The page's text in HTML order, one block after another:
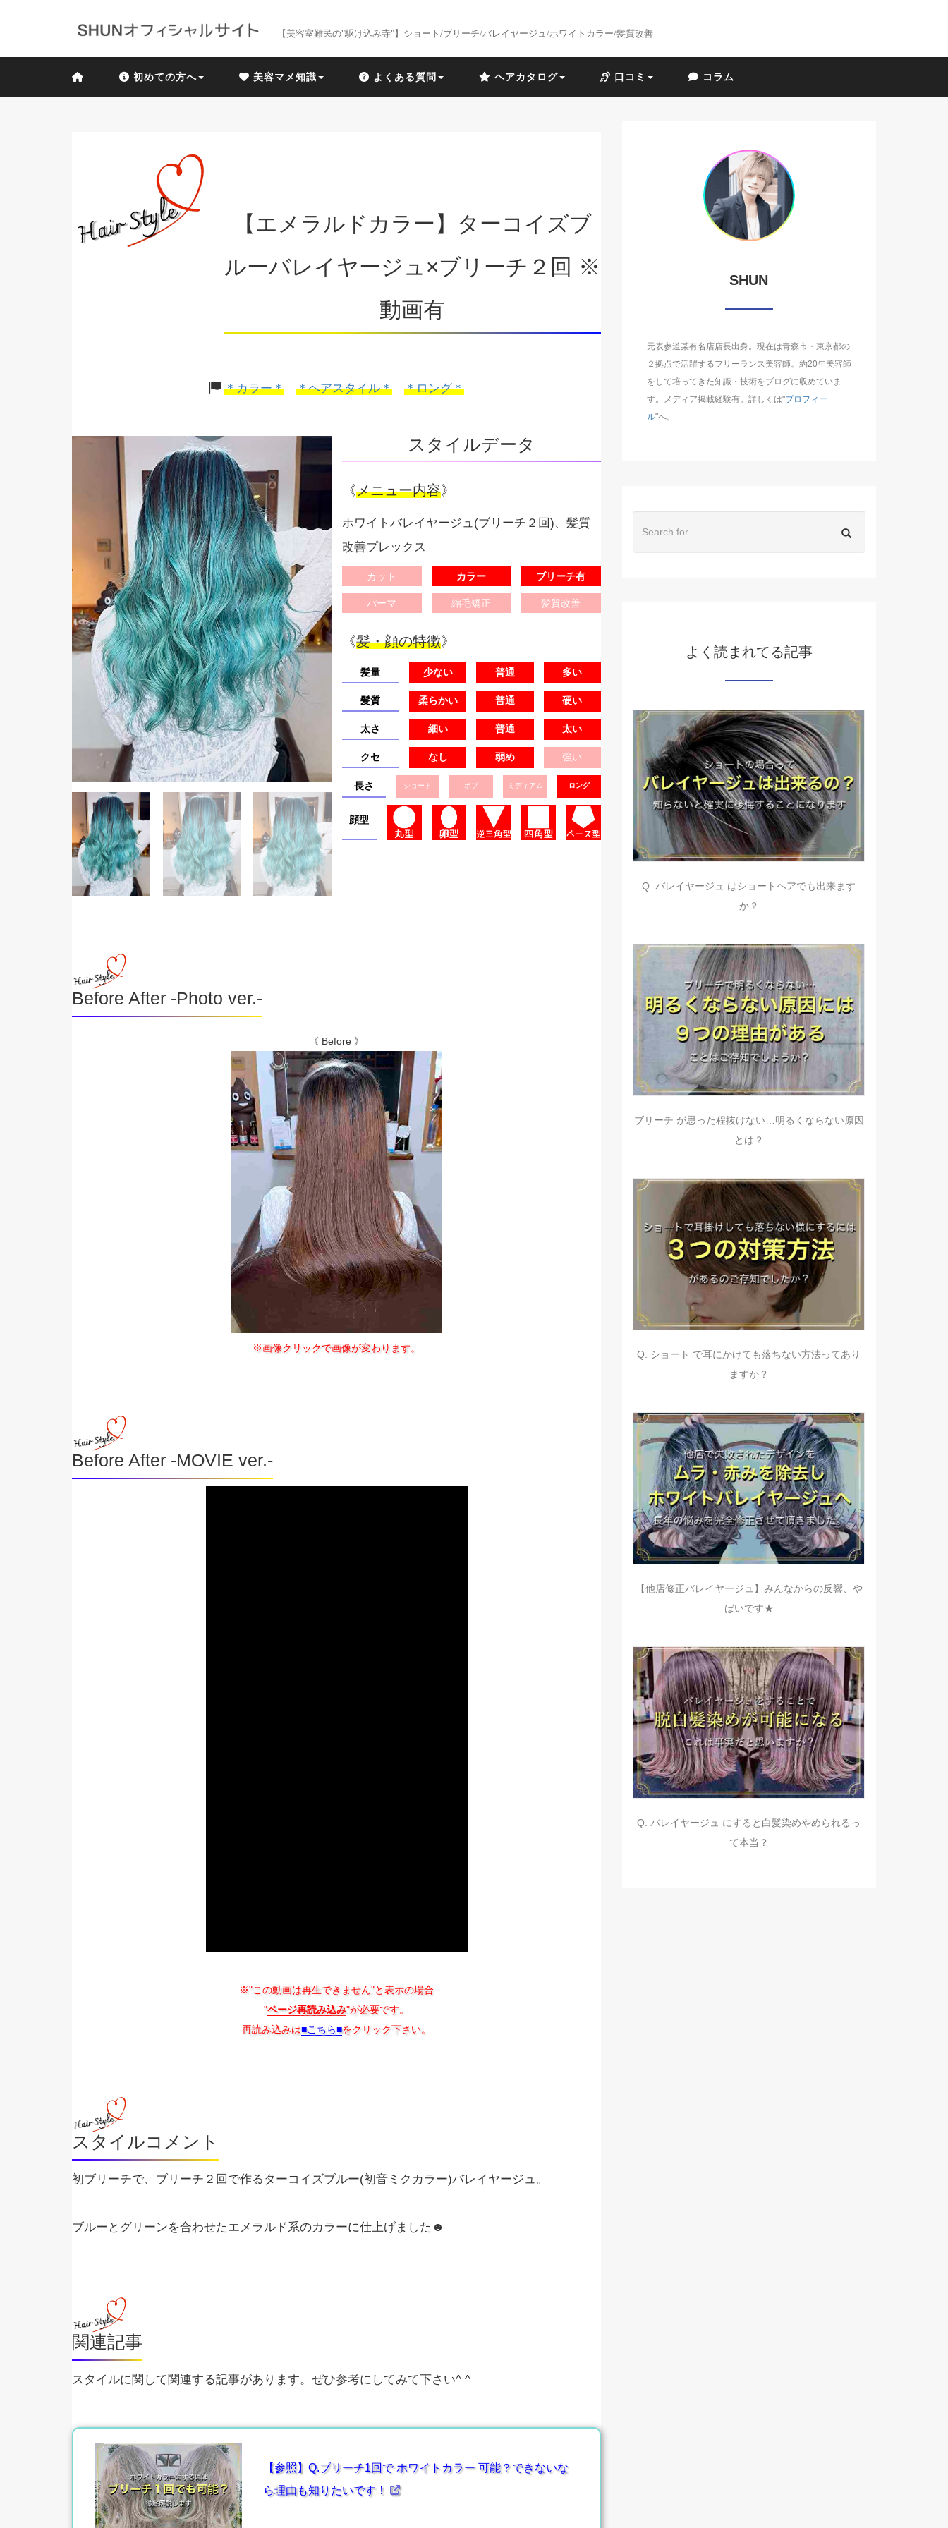
【美容室難民の"駆け込み寺"】ショート/ブリーチ/バレイヤージュ/ホワイトカラー/髪質改善
初めての方へ 美容マメ知識 よくある質問 ヘアカタログ 口コミ コラム
【エメラルドカラー】ターコイズブ
ルーバレイヤージュ×ブリーチ２回 ※
動画有
＊カラー＊ ＊ヘアスタイル＊ ＊ロング＊
スタイルデータ
《メニュー内容》
ホワイトバレイヤージュ(ブリーチ２回)、髪質
改善プレックス
カット カラー ブリーチ有
パーマ 縮毛矯正 髪質改善
《髪・顔の特徴》
髪量 少ない 普通 多い
髪質 柔らかい 普通 硬い
太さ 細い 普通 太い
クセ なし 弱め 強い
長さ ショート ボブ ミディアム ロング
顔型
Before After -Photo ver.-
《 Before 》
※画像クリックで画像が変わります。
Before After -MOVIE ver.-
※"この動画は再生できません"と表示の場合
"ページ再読み込み"が必要です。
再読み込みは■こちら■をクリック下さい。
スタイルコメント
初ブリーチで、ブリーチ２回で作るターコイズブルー(初音ミクカラー)バレイヤージュ。
ブルーとグリーンを合わせたエメラルド系のカラーに仕上げました☻
関連記事
スタイルに関して関連する記事があります。ぜひ参考にしてみて下さい^ ^
【参照】Q.ブリーチ1回で ホワイトカラー 可能？できないな
ら理由も知りたいです！
SHUN
元表参道某有名店店長出身。現在は青森市・東京都の
２拠点で活躍するフリーランス美容師。約20年美容師
をして培ってきた知識・技術をブログに収めていま
す。メディア掲載経験有。詳しくは"プロフィー
ル"へ。
よく読まれてる記事
Q. バレイヤージュ はショートヘアでも出来ます
か？
ブリーチ が思った程抜けない…明るくならない原因
とは？
Q. ショート で耳にかけても落ちない方法ってあり
ますか？
【他店修正バレイヤージュ】みんなからの反響、や
ばいです★
Q. バレイヤージュ にすると白髪染めやめられるっ
て本当？